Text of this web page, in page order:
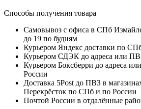
Способы получения товара
Самовывоз с офиса в СПб
до 19 по будням
Курьером Яндекс доставки по
Курьером СДЭК до адреса или
Курьером Боксберри до адреса
России
Доставка 5Post до ПВЗ в
Перекрёсток по СПб и по России
Почтой России в отдалённые